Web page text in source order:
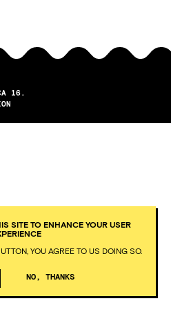
16.
SITE TO ENHANCE YOUR USER
YOU AGREE TO US DOING SO.
NO, THANKS